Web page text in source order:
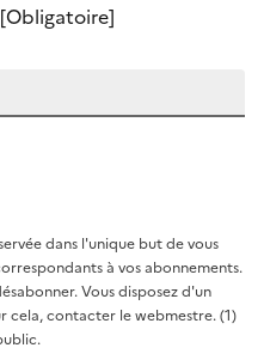
[Obligatoire]
dans l'unique but de vous
à vos abonnements.
Vous disposez d'un
contacter le webmestre. (1)